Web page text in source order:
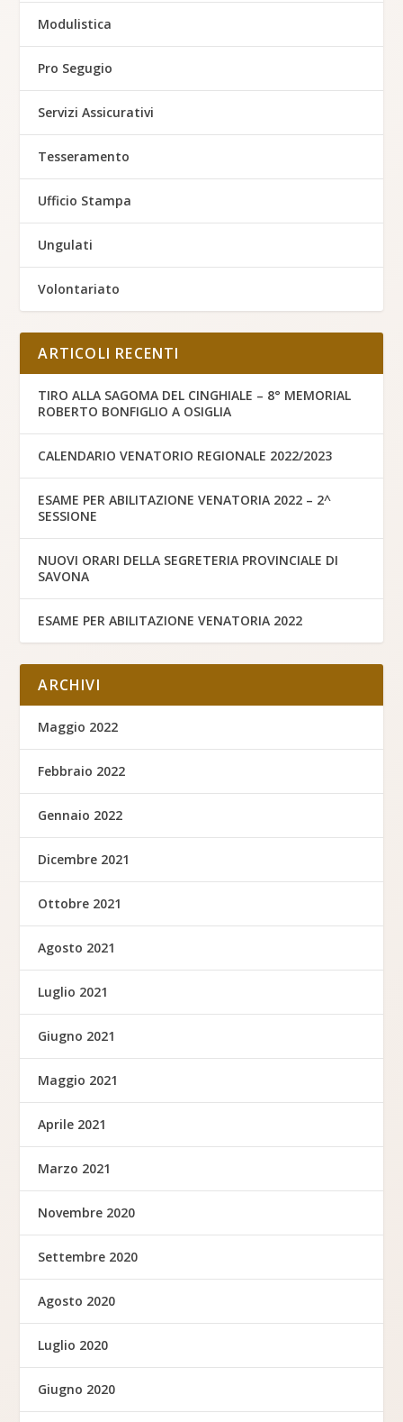
Modulistica
Pro Segugio
Servizi Assicurativi
Tesseramento
Ufficio Stampa
Ungulati
Volontariato
ARTICOLI RECENTI
TIRO ALLA SAGOMA DEL CINGHIALE – 8° MEMORIAL
ROBERTO BONFIGLIO A OSIGLIA
CALENDARIO VENATORIO REGIONALE 2022/2023
ESAME PER ABILITAZIONE VENATORIA 2022 – 2^
SESSIONE
NUOVI ORARI DELLA SEGRETERIA PROVINCIALE DI
SAVONA
ESAME PER ABILITAZIONE VENATORIA 2022
ARCHIVI
Maggio 2022
Febbraio 2022
Gennaio 2022
Dicembre 2021
Ottobre 2021
Agosto 2021
Luglio 2021
Giugno 2021
Maggio 2021
Aprile 2021
Marzo 2021
Novembre 2020
Settembre 2020
Agosto 2020
Luglio 2020
Giugno 2020